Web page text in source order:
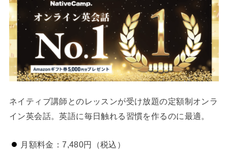
ネイティブ講師とのレッスンが受け放題の定額制オンラ
イン英会話。英語に毎日触れる習慣を作るのに最適。
月額料金：7,480円（税込）